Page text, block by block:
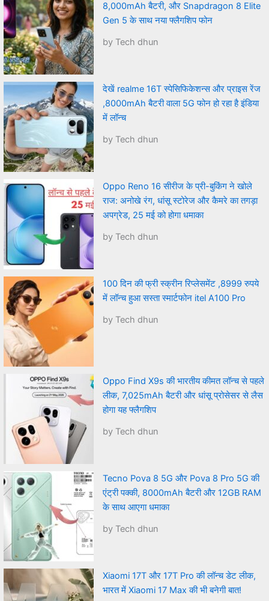
8,000mAh बैटरी, और Snapdragon 8 Elite
Gen 5 के साथ नया फ्लैगशिप फोन
by Tech dhun
देखें realme 16T स्पेसिफिकेशन्स और प्राइस रेंज
,8000mAh बैटरी वाला 5G फोन हो रहा है इंडिया
में लॉन्च
by Tech dhun
Oppo Reno 16 सीरीज के प्री-बुकिंग ने खोले
राज: अनोखे रंग, धांसू स्टोरेज और कैमरे का तगड़ा
अपग्रेड, 25 मई को होगा धमाका
by Tech dhun
100 दिन की फ्री स्क्रीन रिप्लेसमेंट ,8999 रुपये
में लॉन्च हुआ सस्ता स्मार्टफोन itel A100 Pro
by Tech dhun
Oppo Find X9s की भारतीय कीमत लॉन्च से पहले
लीक, 7,025mAh बैटरी और धांसू प्रोसेसर से लैस
होगा यह फ्लैगशिप
by Tech dhun
Tecno Pova 8 5G और Pova 8 Pro 5G की
एंट्री पक्की, 8000mAh बैटरी और 12GB RAM
के साथ आएगा धमाका
by Tech dhun
Xiaomi 17T और 17T Pro की लॉन्च डेट लीक,
भारत में Xiaomi 17 Max की भी बनेगी बात!